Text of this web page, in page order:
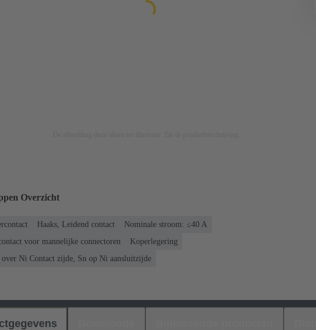
Overzicht
Haaks, Leidend contact
Nominale stroom: ≤40 A
voor mannelijke connectoren
Koperlegering
over Ni Contact zijde, Sn op Ni aansluitzijde